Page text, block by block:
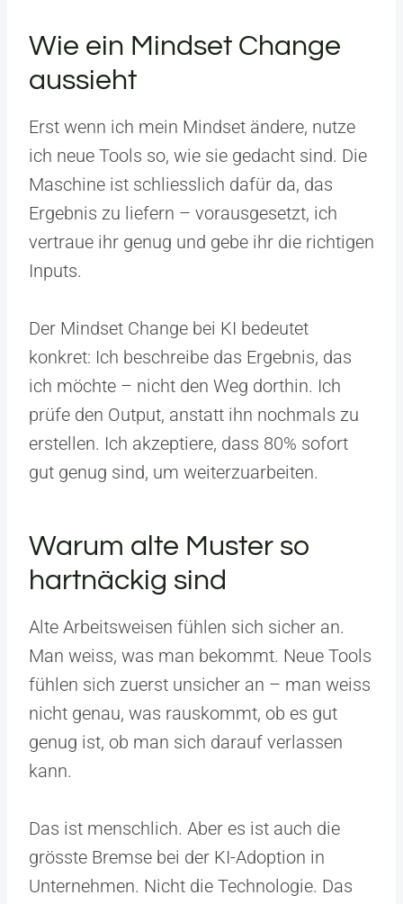
Wie ein Mindset Change
aussieht
Erst wenn ich mein Mindset ändere, nutze
ich neue Tools so, wie sie gedacht sind. Die
Maschine ist schliesslich dafür da, das
Ergebnis zu liefern – vorausgesetzt, ich
vertraue ihr genug und gebe ihr die richtigen
Inputs.
Der Mindset Change bei KI bedeutet
konkret: Ich beschreibe das Ergebnis, das
ich möchte – nicht den Weg dorthin. Ich
prüfe den Output, anstatt ihn nochmals zu
erstellen. Ich akzeptiere, dass 80% sofort
gut genug sind, um weiterzuarbeiten.
Warum alte Muster so
hartnäckig sind
Alte Arbeitsweisen fühlen sich sicher an.
Man weiss, was man bekommt. Neue Tools
fühlen sich zuerst unsicher an – man weiss
nicht genau, was rauskommt, ob es gut
genug ist, ob man sich darauf verlassen
kann.
Das ist menschlich. Aber es ist auch die
grösste Bremse bei der KI-Adoption in
Unternehmen. Nicht die Technologie. Das